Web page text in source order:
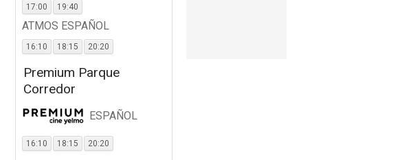
17:00 19:40
ATMOS ESPAÑOL
16:10 18:15 20:20
Premium Parque
Corredor
ESPAÑOL
16:10 18:15 20:20